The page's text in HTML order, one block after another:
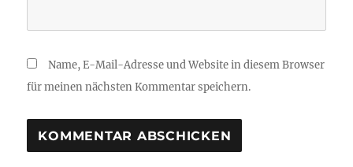
Name, E-Mail-Adresse und Website in diesem Browser
für meinen nächsten Kommentar speichern.